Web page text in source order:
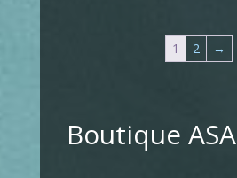
1 2 →
Boutique ASA